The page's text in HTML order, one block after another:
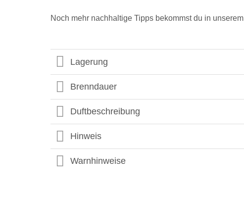
Noch mehr nachhaltige Tipps bekommst du in unserem
Lagerung
Brenndauer
Duftbeschreibung
Hinweis
Warnhinweise